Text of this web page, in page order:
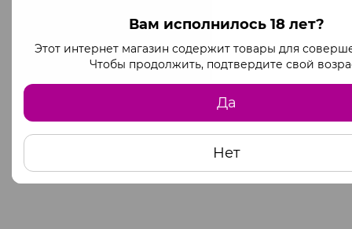
Вам исполнилось 18 лет?
Этот интернет магазин содержит товары для
Чтобы продолжить, подтвердите свой
Да
Нет